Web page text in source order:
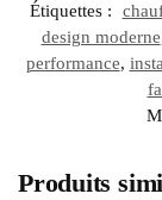
Étiquettes :
design moderne
performance,
Produits